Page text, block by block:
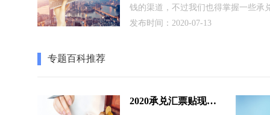
钱的渠道，不过我们也得掌握一些承
钱的技巧，这里小编与大家分享一个
发布时间：2020-07-13
专题百科推荐
2020承兑汇票贴现利率